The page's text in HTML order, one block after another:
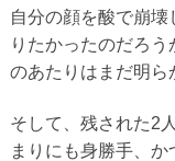
自分の顔を酸で崩
りたかったのだろ
のあたりはまだ明ら
そして、残された2
まりにも身勝手、